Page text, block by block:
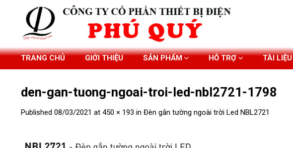
TRANG CHỦ GIỚI THIỆU SẢN PHẨM HỖ TRỢ TÀI LIỆU
den-gan-tuong-ngoai-troi-led-nbl2721-1798
Published 08/03/2021 at 450 × 193 in Đèn gắn tường ngoài trời Led NBL2721